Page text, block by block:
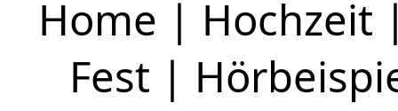
Home | Hochzeit
Fest |